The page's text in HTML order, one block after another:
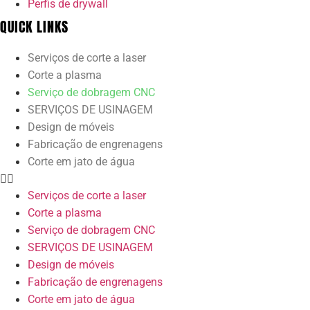
Perfis de drywall
QUICK LINKS
Serviços de corte a laser
Corte a plasma
Serviço de dobragem CNC
SERVIÇOS DE USINAGEM
Design de móveis
Fabricação de engrenagens
Corte em jato de água
Serviços de corte a laser
Corte a plasma
Serviço de dobragem CNC
SERVIÇOS DE USINAGEM
Design de móveis
Fabricação de engrenagens
Corte em jato de água